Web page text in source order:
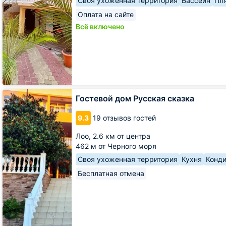
Оплата на сайте
Всё включено
Гостевой дом Русская сказка
9.3 19 отзывов гостей
Лоо, 2.6 км от центра
462 м от Черного моря
Своя ухоженная территория Кухня
Бесплатная отмена
Гостевой
дом
Русская
сказка